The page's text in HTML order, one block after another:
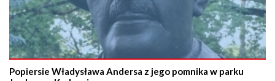
Popiersie Władysława Andersa z jego pomnika w parku